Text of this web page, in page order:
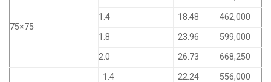
75×75
1.4
18.48
462,000
1.8
23.96
599,000
2.0
26.73 668,250
1.4 22.24
556,000